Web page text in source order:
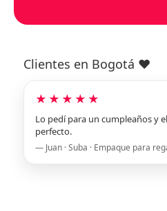
Clientes en Bogotá ❤️
★★★★★
Lo pedí para un cumpleaños y
perfecto.
— Juan · Suba · Empaque para